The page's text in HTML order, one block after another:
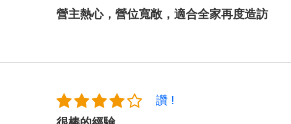
營主熱心，營位寬敞，適合全家再度造訪
讚 !